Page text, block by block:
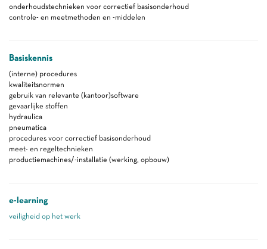
onderhoudstechnieken voor correctief basisonderhoud
controle- en meetmethoden en -middelen
Basiskennis
(interne) procedures
kwaliteitsnormen
gebruik van relevante (kantoor)software
gevaarlijke stoffen
hydraulica
pneumatica
procedures voor correctief basisonderhoud
meet- en regeltechnieken
productiemachines/-installatie (werking, opbouw)
e-learning
veiligheid op het werk